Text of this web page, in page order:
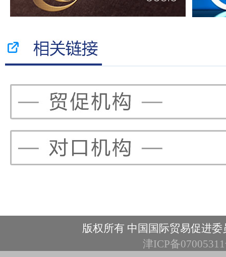
版权所有 中国国际贸易促进
津ICP备